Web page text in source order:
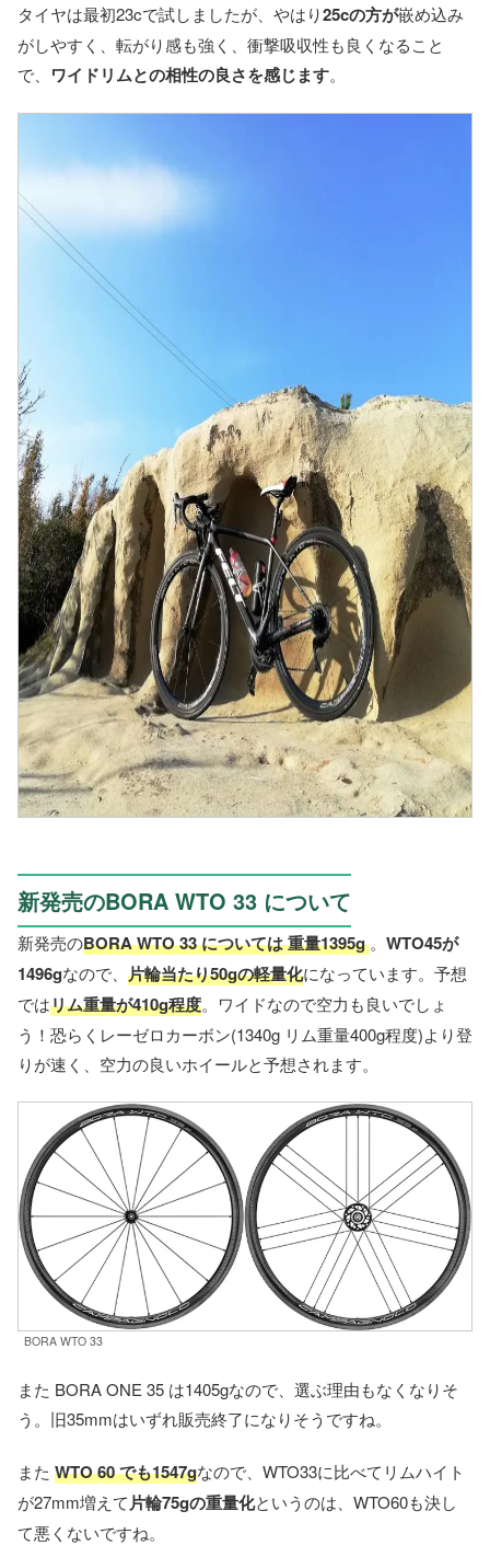
タイヤは最初23cで試しましたが、やはり25cの方が嵌め込み
がしやすく、転がり感も強く、衝撃吸収性も良くなること
で、 ワイドリムとの相性の良さを感じます。
新発売のBORA WTO 33 について
新発売のBORA WTO 33 については 重量1395g。 WTO45が
1496gなので、 片輪当たり50gの軽量化になっています。予想
ではリム重量が410g程度。ワイドなので空力も良いでしょ
う！恐らくレーゼロカーボン(1340g リム重量400g程度)より登
りが速く、空力の良いホイールと予想されます。
BORA WTO 33
また BORA ONE 35 は1405gなので、選ぶ理由もなくなりそ
う。旧35mmはいずれ販売終了になりそうですね。
また WTO 60 でも1547gなので、WTO33に比べてリムハイト
が27mm増えて片輪75gの重量化というのは、WTO60も決し
て悪くないですね。